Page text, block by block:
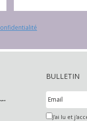
BULLETIN
J'ai lu et